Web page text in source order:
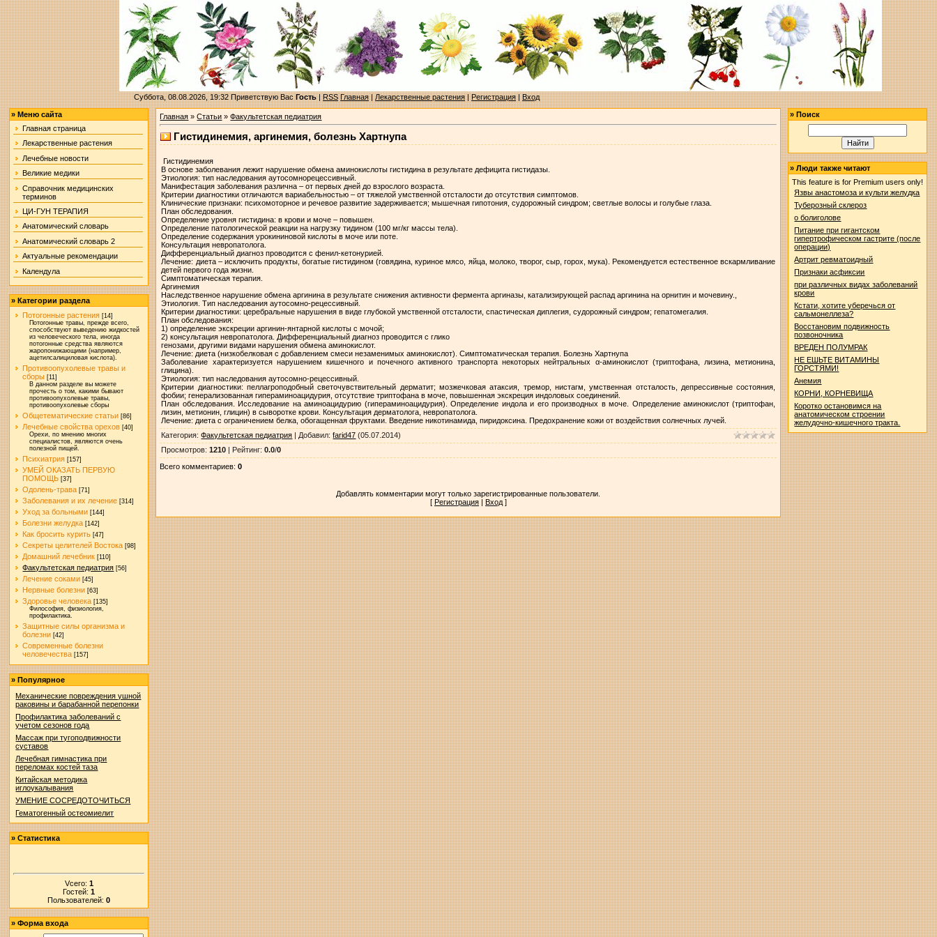
Суббота, 08.08.2026, 19:32Приветствую Вас Гость|RSS Главная|Лекарственные растения|Регистрация|Вход
»Меню сайта
Главная страница
Лекарственные растения
Лечебные новости
Великие медики
Справочник медицинских
терминов
ЦИ-ГУН ТЕРАПИЯ
Анатомический словарь
Анатомический словарь 2
Актуальные рекомендации
Календула
»Категории раздела
Потогонные растения [14]
Потогонные травы, прежде всего,
способствуют выведению жидкостей
из человеческого тела, иногда
потогонные средства являются
жаропонижающими (например,
ацетилсалициловая кислота).
Противоопухолевые травы и
сборы [11]
В данном разделе вы можете
прочесть о том, какими бывают
противоопухолевые травы,
противоопухолевые сборы
Общетематические статьи [86]
Лечебные свойства орехов [40]
Орехи, по мнению многих
специалистов, являются очень
полезной пищей.
Психиатрия [157]
УМЕЙ ОКАЗАТЬ ПЕРВУЮ
ПОМОЩЬ [37]
Одолень-трава [71]
Заболевания и их лечение [314]
Уход за больными [144]
Болезни желудка [142]
Как бросить курить [47]
Секреты целителей Востока [98]
Домашний лечебник [110]
Факультетская педиатрия [56]
Лечение соками [45]
Нервные болезни [63]
Здоровье человека [135]
Философия, физиология,
профилактика.
Защитные силы организма и
болезни [42]
Современные болезни
человечества [157]
»Популярное
Механические повреждения ушной
раковины и барабанной перепонки
Профилактика заболеваний с
учетом сезонов года
Массаж при тугоподвижности
суставов
Лечебная гимнастика при
переломах костей таза
Китайская методика
иглоукалывания
УМЕНИЕ СОСРЕДОТОЧИТЬСЯ
Гематогенный остеомиелит
»Статистика
Vсего: 1
Гостей:1
Пользователей:0
»Форма входа
Главная »Статьи »Факультетская педиатрия
Гистидинемия, аргинемия, болезнь Хартнупа
Гистидинемия
В основе заболевания лежит нарушение обмена аминокислоты гистидина в результате дефицита гистидазы.
Этиология: тип наследования аутосомнорецессивный.
Манифестация заболевания различна – от первых дней до взрослого возраста.
Критерии диагностики отличаются вариабельностью – от тяжелой умственной отсталости до отсутствия симптомов.
Клинические признаки: психомоторное и речевое развитие задерживается; мышечная гипотония, судорожный синдром; светлые волосы и голубые глаза.
План обследования.
Определение уровня гистидина: в крови и моче – повышен.
Определение патологической реакции на нагрузку тидином (100 мг/кг массы тела).
Определение содержания урокининовой кислоты в моче или поте.
Консультация невропатолога.
Дифференциальный диагноз проводится с фенил-кетонурией.
Лечение: диета – исключить продукты, богатые гистидином (говядина, куриное мясо, яйца, молоко, творог, сыр, горох, мука). Рекомендуется естественное вскармливание
детей первого года жизни.
Симптоматическая терапия.
Аргинемия
Наследственное нарушение обмена аргинина в результате снижения активности фермента аргиназы, катализирующей распад аргинина на орнитин и мочевину.,
Этиология. Тип наследования аутосомно-рецессивный.
Критерии диагностики: церебральные нарушения в виде глубокой умственной отсталости, спастическая диплегия, судорожный синдром; гепатомегалия.
План обследования:
1) определение экскреции аргинин-янтарной кислоты с мочой;
2) консультация невропатолога. Дифференциальный диагноз проводится с глико
генозами, другими видами нарушения обмена аминокислот.
Лечение: диета (низкобелковая с добавлением смеси незаменимых аминокислот). Симптоматическая терапия. Болезнь Хартнупа
Заболевание характеризуется нарушением кишечного и почечного активного транспорта некоторых нейтральных α-аминокислот (триптофана, лизина, метионина,
глицина).
Этиология: тип наследования аутосомно-рецессивный.
Критерии диагностики: пеллагроподобный светочувствительный дерматит; мозжечковая атаксия, тремор, нистагм, умственная отсталость, депрессивные состояния,
фобии; генерализованная гипераминоацидурия, отсутствие триптофана в моче, повышенная экскреция индоловых соединений.
План обследования. Исследование на аминоацидурию (гипераминоацидурия). Определение индола и его производных в моче. Определение аминокислот (триптофан,
лизин, метионин, глицин) в сыворотке крови. Консультация дерматолога, невропатолога.
Лечение: диета с ограничением белка, обогащенная фруктами. Введение никотинамида, пиридоксина. Предохранение кожи от воздействия солнечных лучей.
Категория:Факультетская педиатрия | Добавил:farid47 (05.07.2014)
Просмотров:1210 | Рейтинг:0.0/0
Всего комментариев:0
Добавлять комментарии могут только зарегистрированные пользователи.
[ Регистрация| Вход]
»Поиск
»Люди также читают
This feature is for Premium users only!
Язвы анастомоза и культи желудка
Туберозный склероз
о болиголове
Питание при гигантском
гипертрофическом гастрите (после
операции)
Артрит ревматоидный
Признаки асфиксии
при различных видах заболеваний
крови
Кстати, хотите уберечься от
сальмонеллеза?
Восстановим подвижность
позвоночника
ВРЕДЕН ПОЛУМРАК
НЕ ЕШЬТЕ ВИТАМИНЫ
ГОРСТЯМИ!
Анемия
КОРНИ, КОРНЕВИЩА
Коротко остановимся на
анатомическом строении
желудочно-кишечного тракта.